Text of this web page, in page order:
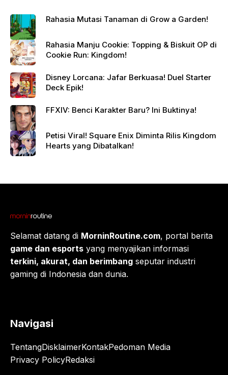
Rahasia Mutasi Tanaman di Grow a Garden!
Rahasia Manju Cookie: Topping & Biskuit OP di
Cookie Run: Kingdom!
Disney Lorcana: Jafar Berkuasa! Duel Starter
Deck Epik!
FFXIV: Benci Karakter Baru? Ini Buktinya!
Petisi Viral! Square Enix Diminta Rilis Kingdom
Hearts yang Dibatalkan!
Selamat datang di MorninRoutine.com, portal berita
game dan esports yang menyajikan informasi
terkini, akurat, dan berimbang seputar industri
gaming di Indonesia dan dunia.
Navigasi
TentangDisklaimerKontakPedoman Media
Privacy PolicyRedaksi